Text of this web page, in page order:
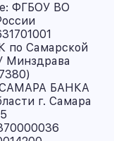
ФГБОУ ВО
по Самарской
Минздрава
САМАРА БАНКА
г. Самара